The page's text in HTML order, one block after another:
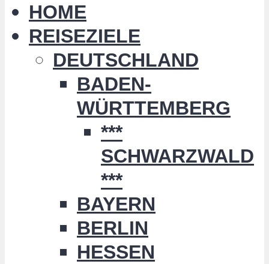
HOME
REISEZIELE
DEUTSCHLAND
BADEN-
WÜRTTEMBERG
***
SCHWARZWALD
***
BAYERN
BERLIN
HESSEN